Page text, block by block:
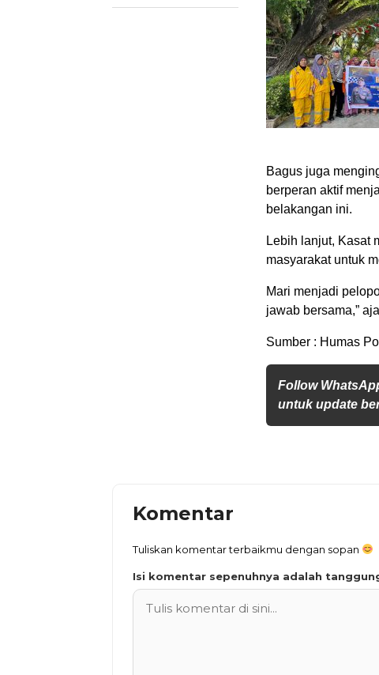
Bagus juga
berperan aktif
belakangan ini.
Lebih lanjut, Kasat
masyarakat untuk
Mari menjadi
jawab bersama,”
Sumber : Humas
Follow
untuk update
Komentar
Tuliskan komentar terbaikmu dengan sopan
Isi komentar sepenuhnya adalah